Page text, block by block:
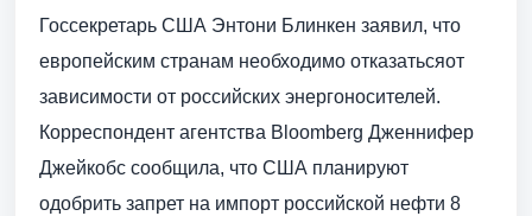
Госсекретарь США Энтони Блинкен заявил, что
европейским странам необходимо отказатьсяот
зависимости от российских энергоносителей.
Корреспондент агентства Bloomberg Дженнифер
Джейкобс сообщила, что США планируют
одобрить запрет на импорт российской нефти 8